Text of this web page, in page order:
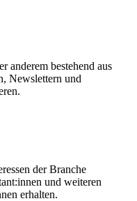
anderem bestehend aus
Newslettern und
der Branche
und weiteren
erhalten.